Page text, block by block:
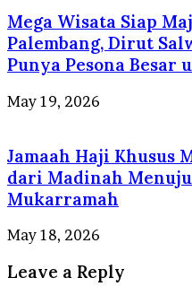
Mega Wisata Siap
Palembang, Dirut
Punya Pesona Besar
May 19, 2026
Jamaah Haji Khusus
dari Madinah
Mukarramah
May 18, 2026
Leave a Reply